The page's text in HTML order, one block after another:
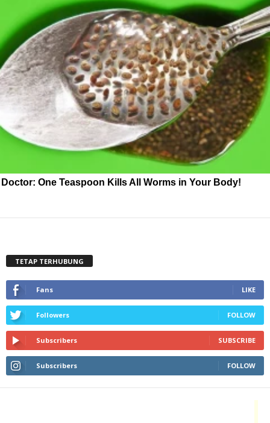
Doctor: One Teaspoon Kills All Worms in Your Body!
TETAP TERHUBUNG
Fans LIKE
Followers FOLLOW
Subscribers SUBSCRIBE
Subscribers FOLLOW